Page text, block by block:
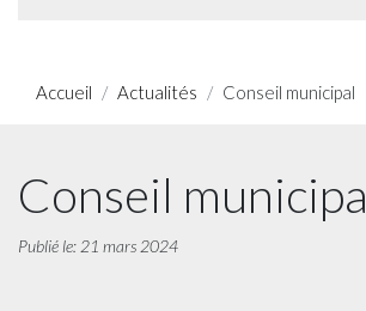
Accueil Actualités Conseil municipal
Conseil
Publié le: 21 mars 2024